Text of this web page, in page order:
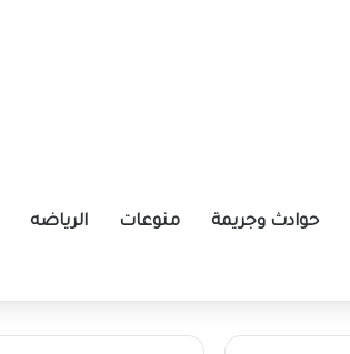
حوادث وجريمة منوعات الرياضه